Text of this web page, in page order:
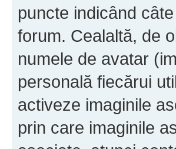
puncte indicând
forum. Cealaltă, de
numele de avatar
personală fiecărui
activeze imaginile
prin care imaginile